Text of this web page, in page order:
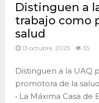
Distinguen a
trabajo como
salud
13 octubre, 2025 35
Distinguen a la UAQ
promotora de la salud
• La Máxima Casa de